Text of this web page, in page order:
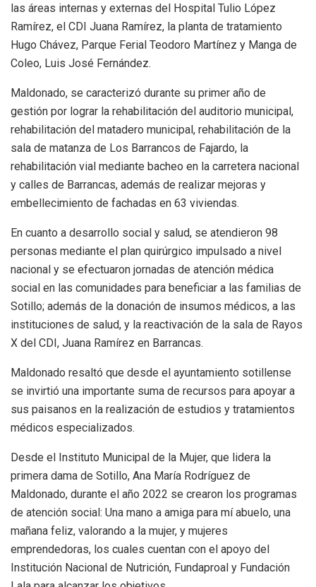
las áreas internas y externas del Hospital Tulio López
Ramírez, el CDI Juana Ramírez, la planta de tratamiento
Hugo Chávez, Parque Ferial Teodoro Martínez y Manga de
Coleo, Luis José Fernández.
Maldonado, se caracterizó durante su primer año de
gestión por lograr la rehabilitación del auditorio municipal,
rehabilitación del matadero municipal, rehabilitación de la
sala de matanza de Los Barrancos de Fajardo, la
rehabilitación vial mediante bacheo en la carretera nacional
y calles de Barrancas, además de realizar mejoras y
embellecimiento de fachadas en 63 viviendas.
En cuanto a desarrollo social y salud, se atendieron 98
personas mediante el plan quirúrgico impulsado a nivel
nacional y se efectuaron jornadas de atención médica
social en las comunidades para beneficiar a las familias de
Sotillo; además de la donación de insumos médicos, a las
instituciones de salud, y la reactivación de la sala de Rayos
X del CDI, Juana Ramírez en Barrancas.
Maldonado resaltó que desde el ayuntamiento sotillense
se invirtió una importante suma de recursos para apoyar a
sus paisanos en la realización de estudios y tratamientos
médicos especializados.
Desde el Instituto Municipal de la Mujer, que lidera la
primera dama de Sotillo, Ana María Rodríguez de
Maldonado, durante el año 2022 se crearon los programas
de atención social: Una mano a amiga para mí abuelo, una
mañana feliz, valorando a la mujer, y mujeres
emprendedoras, los cuales cuentan con el apoyo del
Institución Nacional de Nutrición, Fundaproal y Fundación